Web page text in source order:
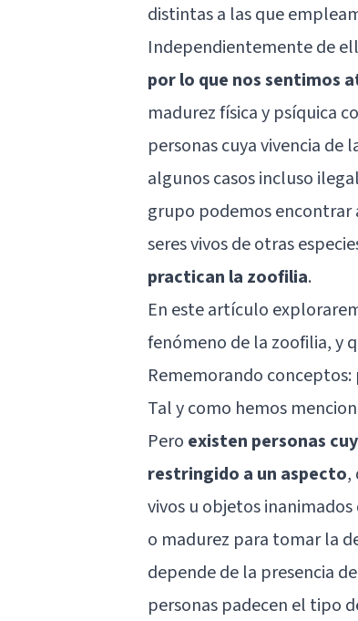
distintas a las que
Independientemente de
por lo que nos sentimos
madurez física y psíquica
personas cuya vivencia de
algunos casos incluso
grupo podemos encontrar
seres vivos de otras
practican la zoofilia.
En este artículo
fenómeno de la zoofilia, y
Rememorando conceptos:
Tal y como hemos
Pero existen personas
restringido a un aspecto,
vivos u objetos
o madurez para tomar la
depende de la presencia
personas padecen el tipo